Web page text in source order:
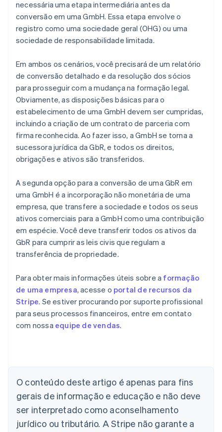
necessária uma etapa intermediária antes da
conversão em uma GmbH. Essa etapa envolve o
registro como uma sociedade geral (OHG) ou uma
sociedade de responsabilidade limitada.
Em ambos os cenários, você precisará de um relatório
de conversão detalhado e da resolução dos sócios
para prosseguir com a mudança na formação legal.
Obviamente, as disposições básicas para o
estabelecimento de uma GmbH devem ser cumpridas,
incluindo a criação de um contrato de parceria com
firma reconhecida. Ao fazer isso, a GmbH se torna a
sucessora jurídica da GbR, e todos os direitos,
obrigações e ativos são transferidos.
A segunda opção para a conversão de uma GbR em
uma GmbH é a incorporação não monetária de uma
empresa, que transfere a sociedade e todos os seus
ativos comerciais para a GmbH como uma contribuição
em espécie. Você deve transferir todos os ativos da
GbR para cumprir as leis civis que regulam a
transferência de propriedade.
Para obter mais informações úteis sobre a formação
de uma empresa, acesse o portal de recursos da
Stripe. Se estiver procurando por suporte profissional
para seus processos financeiros, entre em contato
com nossa equipe de vendas.
O conteúdo deste artigo é apenas para fins
gerais de informação e educação e não deve
ser interpretado como aconselhamento
jurídico ou tributário. A Stripe não garante a
Austrália
English
Áustria
DeutschEnglish
Bélgica
Brasil